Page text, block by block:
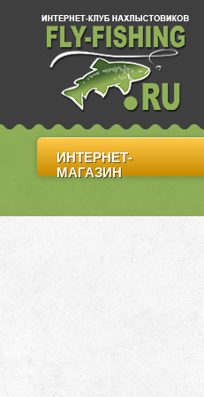
ИНТЕРНЕТ-
МАГАЗИН